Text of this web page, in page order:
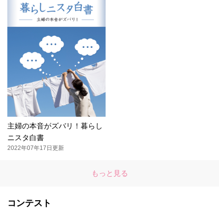
主婦の本音がズバリ！暮らし
ニスタ白書
2022年07年17日更新
もっと見る
コンテスト